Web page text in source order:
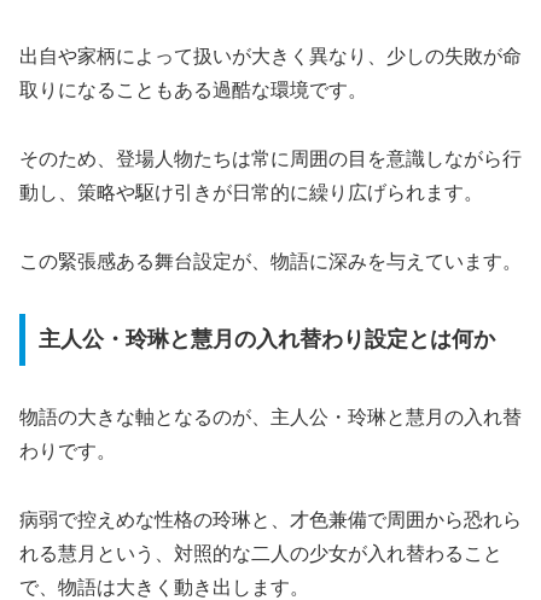
出自や家柄によって扱いが大きく異なり、少しの失敗が命
取りになることもある過酷な環境です。
そのため、登場人物たちは常に周囲の目を意識しながら行
動し、策略や駆け引きが日常的に繰り広げられます。
この緊張感ある舞台設定が、物語に深みを与えています。
主人公・玲琳と慧月の入れ替わり設定とは何か
物語の大きな軸となるのが、主人公・玲琳と慧月の入れ替
わりです。
病弱で控えめな性格の玲琳と、才色兼備で周囲から恐れら
れる慧月という、対照的な二人の少女が入れ替わること
で、物語は大きく動き出します。